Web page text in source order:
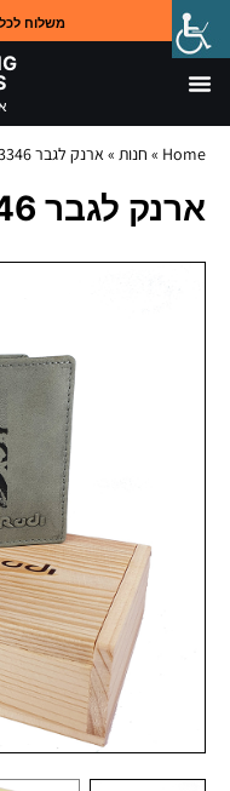
משלוח לכל
Home
» חנות » ארנק לגבר 3346 Rudi Original
ארנק לגבר 3346 Rudi Original